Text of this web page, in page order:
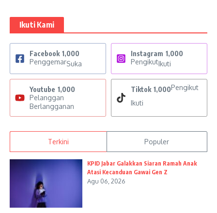
Ikuti Kami
Facebook 1,000
PenggemarSuka
Instagram 1,000
PengikutIkuti
Youtube 1,000
Pelanggan
Berlangganan
Tiktok 1,000Pengikut
Ikuti
Terkini Populer
KPID Jabar Galakkan Siaran Ramah Anak
Atasi Kecanduan Gawai Gen Z
Agu 06, 2026